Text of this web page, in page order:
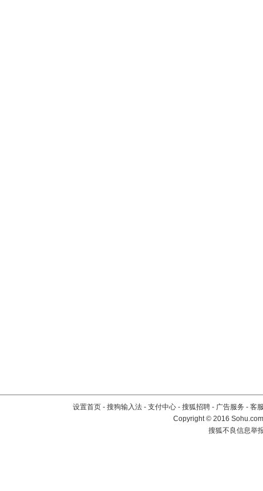
设置首页 - 搜狗输入法 - 支付中心 - 搜狐招聘 - 广告服务 - 客
Copyright©2016
搜狐不良信息举